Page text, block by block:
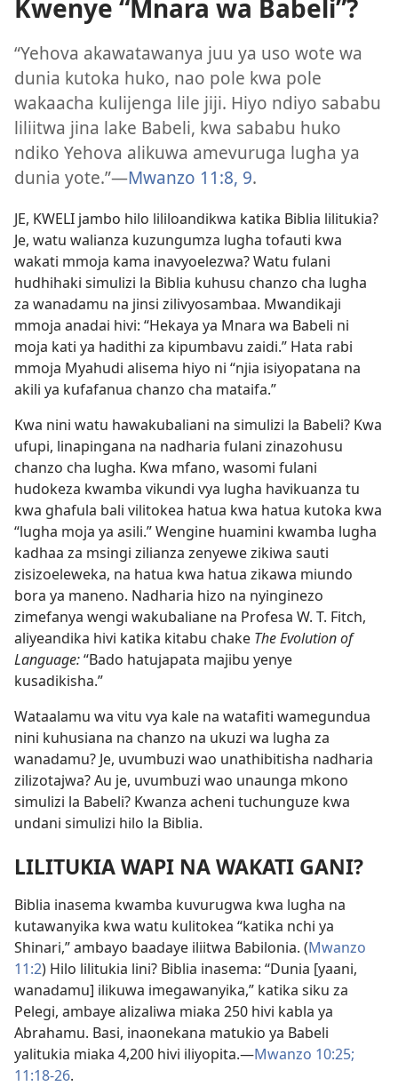
Kwenye “Mnara wa Babeli”?
“Yehova akawatawanya juu ya uso wote wa
dunia kutoka huko, nao pole kwa pole
wakaacha kulijenga lile jiji. Hiyo ndiyo sababu
liliitwa jina lake Babeli, kwa sababu huko
ndiko Yehova alikuwa amevuruga lugha ya
dunia yote.”—Mwanzo 11:8, 9.
JE, KWELI jambo hilo lililoandikwa katika Biblia lilitukia?
Je, watu walianza kuzungumza lugha tofauti kwa
wakati mmoja kama inavyoelezwa? Watu fulani
hudhihaki simulizi la Biblia kuhusu chanzo cha lugha
za wanadamu na jinsi zilivyosambaa. Mwandikaji
mmoja anadai hivi: “Hekaya ya Mnara wa Babeli ni
moja kati ya hadithi za kipumbavu zaidi.” Hata rabi
mmoja Myahudi alisema hiyo ni “njia isiyopatana na
akili ya kufafanua chanzo cha mataifa.”
Kwa nini watu hawakubaliani na simulizi la Babeli? Kwa
ufupi, linapingana na nadharia fulani zinazohusu
chanzo cha lugha. Kwa mfano, wasomi fulani
hudokeza kwamba vikundi vya lugha havikuanza tu
kwa ghafula bali vilitokea hatua kwa hatua kutoka kwa
“lugha moja ya asili.” Wengine huamini kwamba lugha
kadhaa za msingi zilianza zenyewe zikiwa sauti
zisizoeleweka, na hatua kwa hatua zikawa miundo
bora ya maneno. Nadharia hizo na nyinginezo
zimefanya wengi wakubaliane na Profesa W. T. Fitch,
aliyeandika hivi katika kitabu chake The Evolution of
Language:“Bado hatujapata majibu yenye
kusadikisha.”
Wataalamu wa vitu vya kale na watafiti wamegundua
nini kuhusiana na chanzo na ukuzi wa lugha za
wanadamu? Je, uvumbuzi wao unathibitisha nadharia
zilizotajwa? Au je, uvumbuzi wao unaunga mkono
simulizi la Babeli? Kwanza acheni tuchunguze kwa
undani simulizi hilo la Biblia.
LILITUKIA WAPI NA WAKATI GANI?
Biblia inasema kwamba kuvurugwa kwa lugha na
kutawanyika kwa watu kulitokea “katika nchi ya
Shinari,” ambayo baadaye iliitwa Babilonia. (Mwanzo
11:2) Hilo lilitukia lini? Biblia inasema: “Dunia [yaani,
wanadamu] ilikuwa imegawanyika,” katika siku za
Pelegi, ambaye alizaliwa miaka 250 hivi kabla ya
Abrahamu. Basi, inaonekana matukio ya Babeli
yalitukia miaka 4,200 hivi iliyopita.—Mwanzo 10:25;
11:18-26.